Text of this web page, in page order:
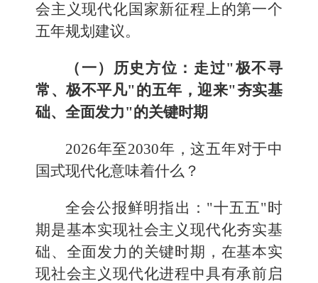
会主义现代化国家新征程上的第一个
五年规划建议。
（一）历史方位：走过"极不寻
常、极不平凡"的五年，迎来"夯实基
础、全面发力"的关键时期
2026年至2030年，这五年对于中
国式现代化意味着什么？
全会公报鲜明指出："十五五"时
期是基本实现社会主义现代化夯实基
础、全面发力的关键时期，在基本实
现社会主义现代化进程中具有承前启